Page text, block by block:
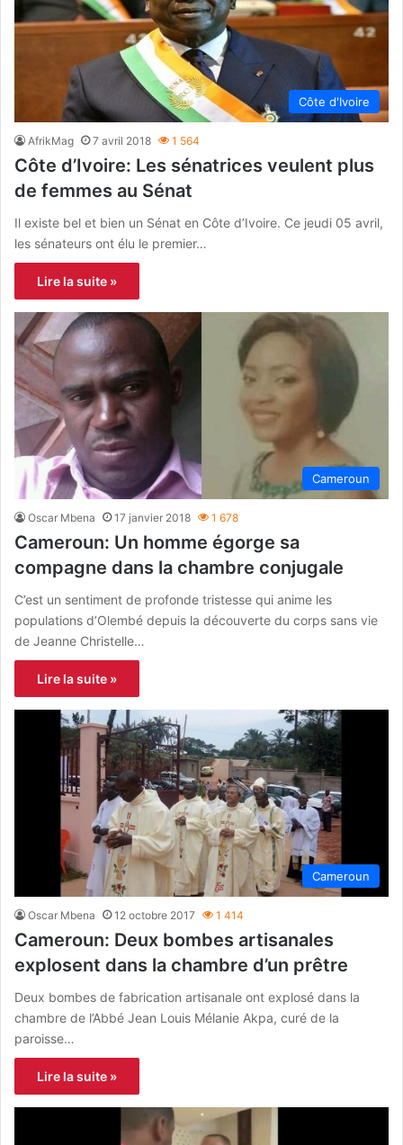
Côte d'Ivoire
AfrikMag 7 avril 2018 1 564
Côte d’Ivoire: Les sénatrices veulent plus
de femmes au Sénat
Il existe bel et bien un Sénat en Côte d’Ivoire. Ce jeudi 05 avril,
les sénateurs ont élu le premier…
Lire la suite »
Cameroun
Oscar Mbena 17 janvier 2018 1 678
Cameroun: Un homme égorge sa
compagne dans la chambre conjugale
C’est un sentiment de profonde tristesse qui anime les
populations d’Olembé depuis la découverte du corps sans vie
de Jeanne Christelle…
Lire la suite »
Cameroun
Oscar Mbena 12 octobre 2017 1 414
Cameroun: Deux bombes artisanales
explosent dans la chambre d’un prêtre
Deux bombes de fabrication artisanale ont explosé dans la
chambre de l’Abbé Jean Louis Mélanie Akpa, curé de la
paroisse…
Lire la suite »